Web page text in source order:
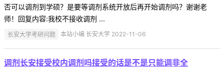
否可以调剂到学硕？是要等调剂系统开放后再开始调剂吗？谢谢老
师！回复内容:我校不接收调剂 ...
长安大学考研问题 本站小编 长安大学 2022-11-06
调剂长安接受校内调剂吗接受的话是不是只能调非全